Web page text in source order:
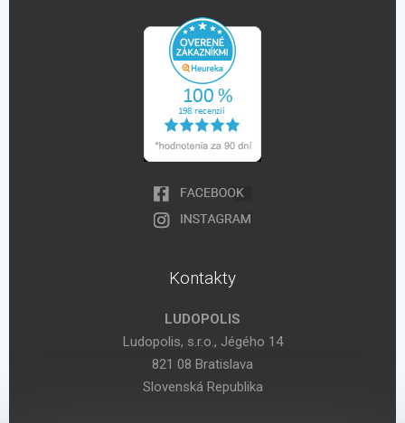
Kontakty
LUDOPOLIS
Ludopolis, s.r.o., Jégého 14
821 08 Bratislava
Slovenská Republika